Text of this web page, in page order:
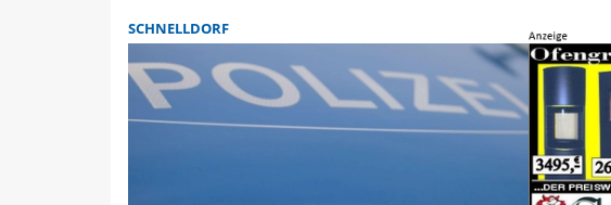
SCHNELLDORF